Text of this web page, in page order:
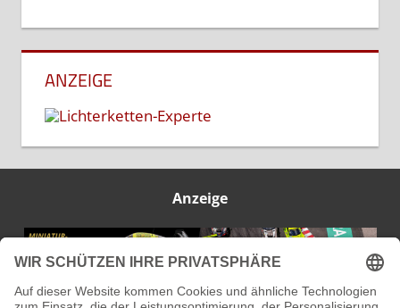
ANZEIGE
Anzeige